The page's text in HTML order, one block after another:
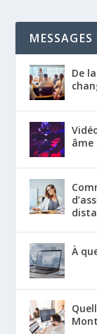
MESSAGES
De
âme
À